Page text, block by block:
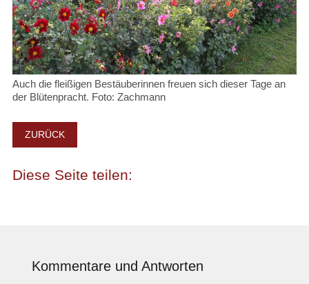
Auch die fleißigen Bestäuberinnen freuen sich dieser Tage an
der Blütenpracht. Foto: Zachmann
ZURÜCK
Kommentare und Antworten